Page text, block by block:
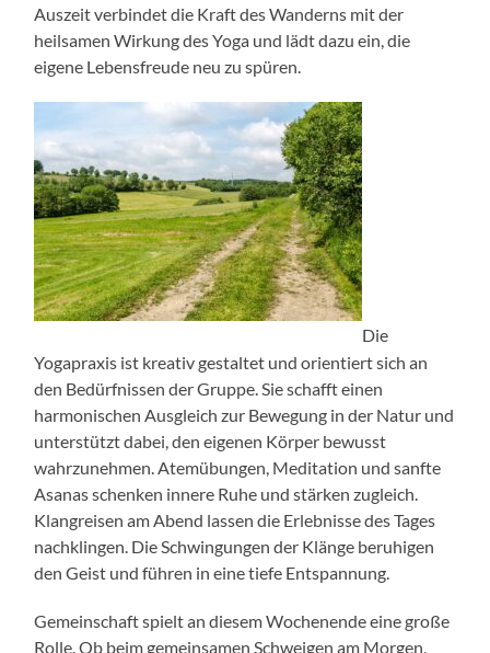
Auszeit verbindet die Kraft des Wanderns mit der
heilsamen Wirkung des Yoga und lädt dazu ein, die
eigene Lebensfreude neu zu spüren.
Die
Yogapraxis ist kreativ gestaltet und orientiert sich an
den Bedürfnissen der Gruppe. Sie schafft einen
harmonischen Ausgleich zur Bewegung in der Natur und
unterstützt dabei, den eigenen Körper bewusst
wahrzunehmen. Atemübungen, Meditation und sanfte
Asanas schenken innere Ruhe und stärken zugleich.
Klangreisen am Abend lassen die Erlebnisse des Tages
nachklingen. Die Schwingungen der Klänge beruhigen
den Geist und führen in eine tiefe Entspannung.
Gemeinschaft spielt an diesem Wochenende eine große
Rolle. Ob beim gemeinsamen Schweigen am Morgen,